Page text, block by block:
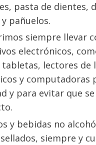
pasta de dientes,
pañuelos.
siempre llevar
electrónicos,
tabletas, lectores de
y computadoras
y para evitar que
y bebidas no
siempre y